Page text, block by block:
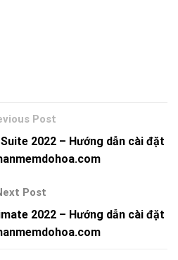
2022 – Hướng dẫn cài đặt
2022 – Hướng dẫn cài đặt